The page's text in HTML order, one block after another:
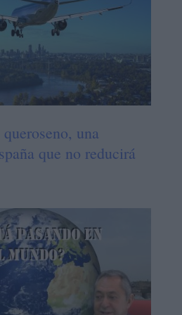
una
que no reducirá